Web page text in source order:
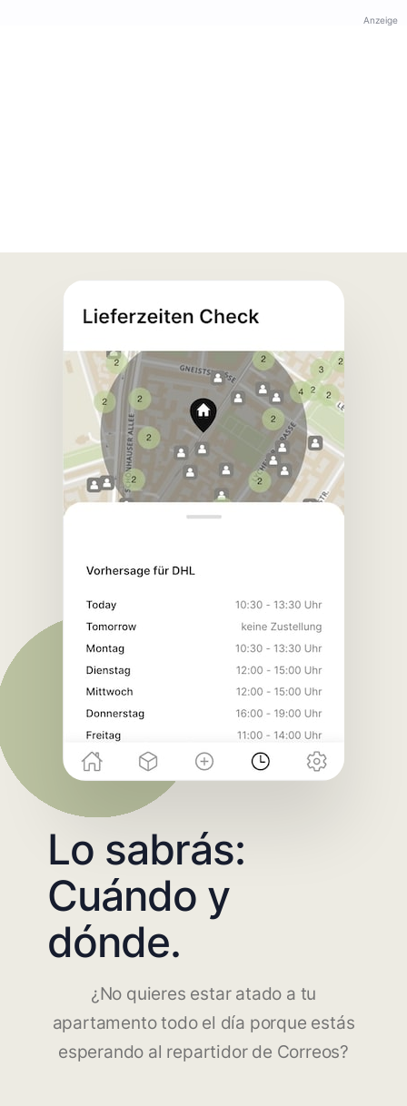
Anzeige
Lo sabrás:
Cuándo y
dónde.
¿No quieres estar atado a tu
apartamento todo el día porque estás
esperando al repartidor de Correos?